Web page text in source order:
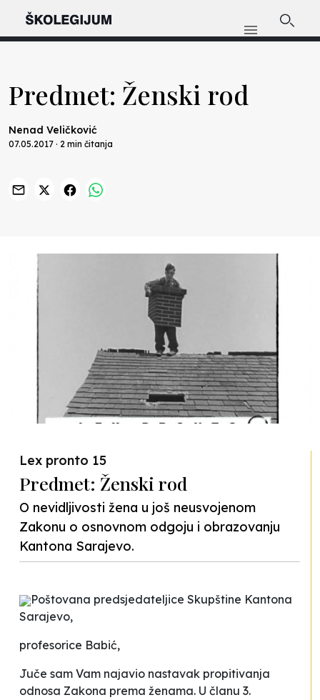
Predmet: Ženski rod
Nenad Veličković
07.05.2017 · 2 min čitanja
Lex pronto 15
Predmet: Ženski rod
O nevidljivosti žena u još neusvojenom
Zakonu o osnovnom odgoju i obrazovanju
Kantona Sarajevo.
Poštovana predsjedateljice Skupštine Kantona
Sarajevo,
profesorice Babić,
Juče sam Vam najavio nastavak propitivanja
odnosa Zakona prema ženama. U članu 3.